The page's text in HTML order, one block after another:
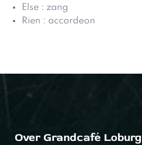
Else : zang
Rien : accordeon
Over Grandcafé Loburg